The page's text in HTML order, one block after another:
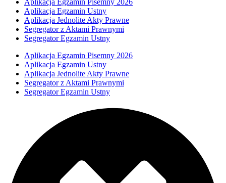
Aplikacja Egzamin Ustny
Aplikacja Jednolite Akty Prawne
Segregator z Aktami Prawnymi
Segregator Egzamin Ustny
Aplikacja Egzamin Pisemny 2026
Aplikacja Egzamin Ustny
Aplikacja Jednolite Akty Prawne
Segregator z Aktami Prawnymi
Segregator Egzamin Ustny